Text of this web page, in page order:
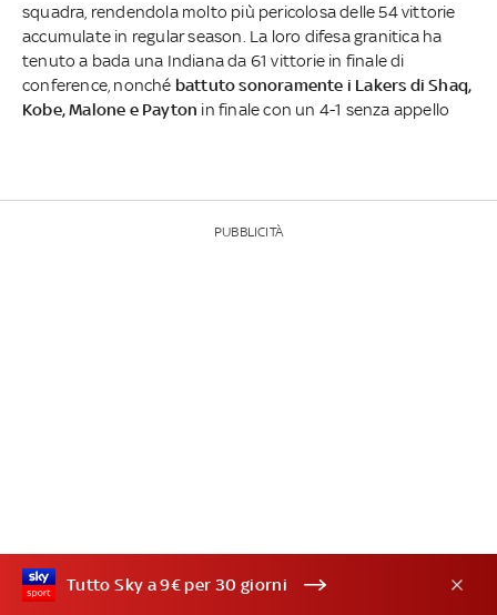
squadra, rendendola molto più pericolosa delle 54 vittorie
accumulate in regular season. La loro difesa granitica ha
tenuto a bada una Indiana da 61 vittorie in finale di
conference, nonché battuto sonoramente i Lakers di Shaq,
Kobe, Malone e Payton in finale con un 4-1 senza appello
PUBBLICITÀ
Tutto Sky a 9€ per 30 giorni